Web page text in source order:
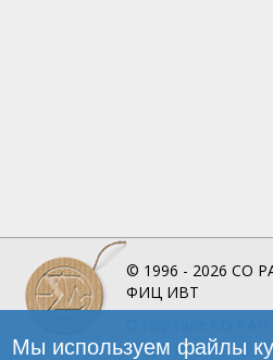
© 1996 - 2026 СО
ФИЦ ИВТ
Инфографика
Мы используем файлы